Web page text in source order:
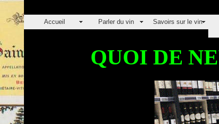
Accueil Parler du vin Savoirs sur le vin
QUOI DE